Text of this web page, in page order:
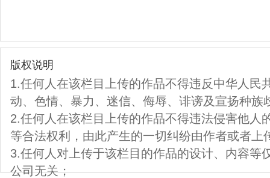
版权说明
1.任何人在该栏目上传的作品不得违反中华人民
动、色情、暴力、迷信、侮辱、诽谤及宣扬种族
2.任何人在该栏目上传的作品不得违法侵害他人
等合法权利，由此产生的一切纠纷由作者或者上
3.任何人对上传于该栏目的作品的设计、内容等
公司无关；